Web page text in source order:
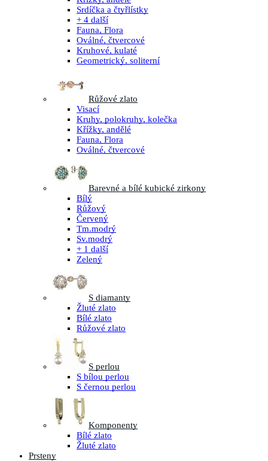
Srdíčka a čtyřlístky
+ 4 další
Fauna, Flora
Oválné, čtvercové
Kruhové, kulaté
Geometrický, soliterní
Růžové zlato
Visací
Kruhy, polokruhy, kolečka
Křížky, andělé
Fauna, Flora
Oválné, čtvercové
Barevné a bílé kubické zirkony
Bílý
Růžový
Červený
Tm.modrý
Sv.modrý
+ 1 další
Zelený
S diamanty
Žluté zlato
Bílé zlato
Růžové zlato
S perlou
S bílou perlou
S černou perlou
Komponenty
Bílé zlato
Žluté zlato
Prsteny